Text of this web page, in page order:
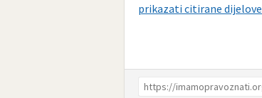
prikazati citirane dijelove